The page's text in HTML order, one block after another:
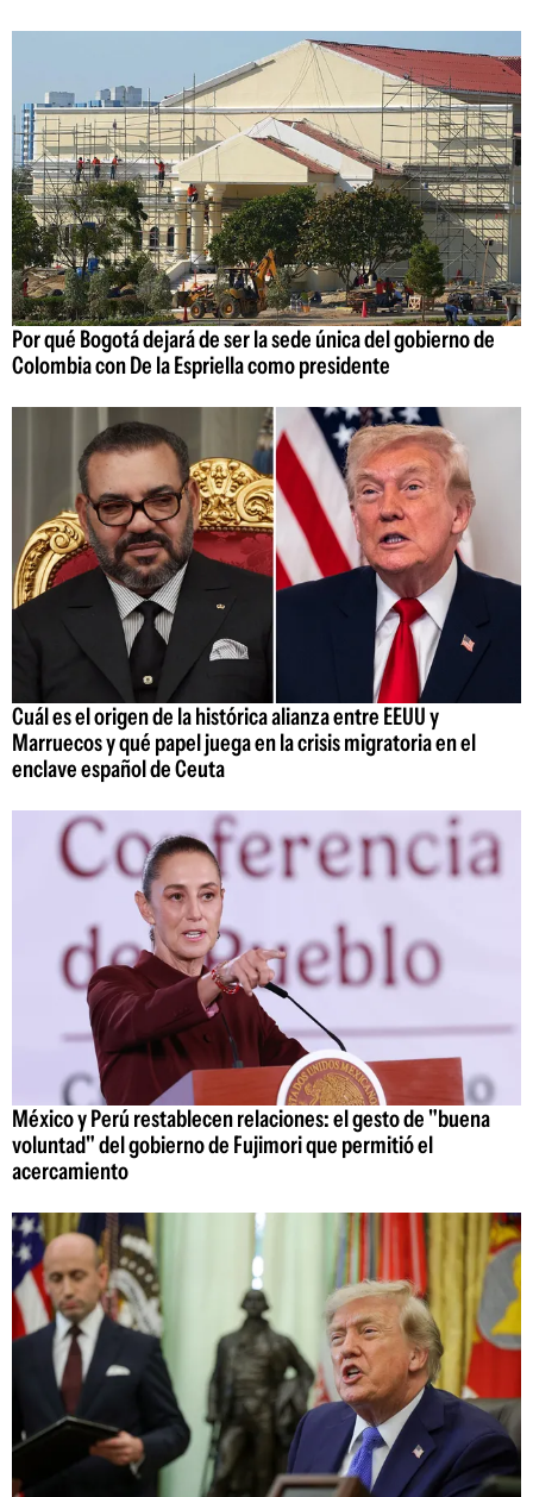
Por qué Bogotá dejará de ser la sede única del gobierno de
Colombia con De la Espriella como presidente
Cuál es el origen de la histórica alianza entre EEUU y
Marruecos y qué papel juega en la crisis migratoria en el
enclave español de Ceuta
México y Perú restablecen relaciones: el gesto de "buena
voluntad" del gobierno de Fujimori que permitió el
acercamiento